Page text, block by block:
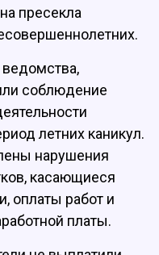
пресекла
соблюдение
летних каникул.
нарушения
касающиеся
оплаты работ и
платы.